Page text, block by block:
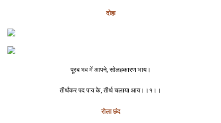
दोहा
पूरब भव में आपने, सोलहकारण भाय।
तीर्थंकर पद पाय के, तीर्थ चलाया आय।।१।।
रोला छंद